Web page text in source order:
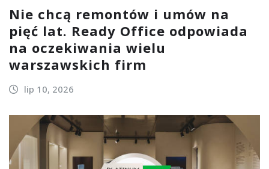
Nie chcą remontów i umów na
pięć lat. Ready Office odpowiada
na oczekiwania wielu
warszawskich firm
lip 10, 2026